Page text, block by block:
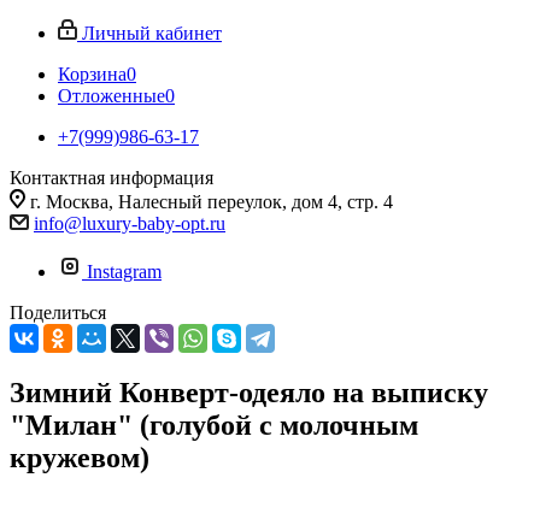
Личный кабинет
Корзина0
Отложенные0
+7(999)986-63-17
Контактная информация
г. Москва, Налесный переулок, дом 4, стр. 4
info@luxury-baby-opt.ru
Instagram
Поделиться
Зимний Конверт-одеяло на выписку
"Милан" (голубой с молочным
кружевом)